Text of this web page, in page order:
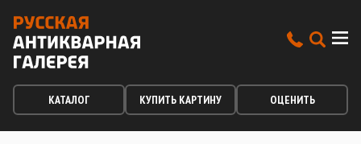
КАТАЛОГ КУПИТЬ КАРТИНУ ОЦЕНИТЬ